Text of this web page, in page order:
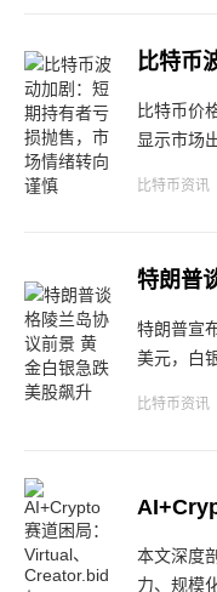
比特币
比特币价
显示市场
比特币资讯
特朗普
特朗普宣
美元，白
比特币资讯
本文深度
力、规模